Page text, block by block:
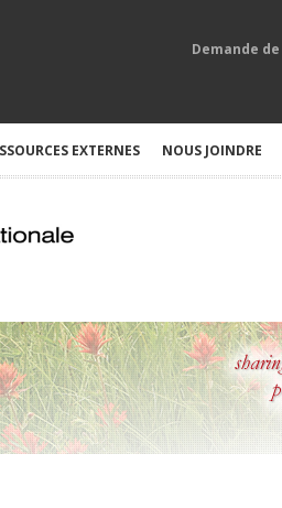
Demande
EXTERNES NOUS JOINDRE